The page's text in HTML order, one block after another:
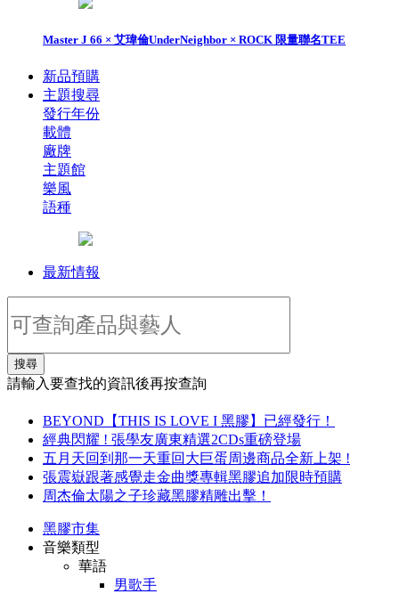
Master J 66 × 艾瑋倫UnderNeighbor × ROCK 限量聯名TEE
新品預購
主題搜尋
發行年份
載體
廠牌
主題館
樂風
語種
最新情報
搜尋
請輸入要查找的資訊後再按查詢
BEYOND【THIS IS LOVE I 黑膠】已經發行！
經典閃耀 ! 張學友廣東精選2CDs重磅登場
五月天回到那一天重回大巨蛋周邊商品全新上架 !
張震嶽跟著感覺走金曲獎專輯黑膠追加限時預購
周杰倫太陽之子珍藏黑膠精雕出擊！
黑膠市集
音樂類型
華語
男歌手